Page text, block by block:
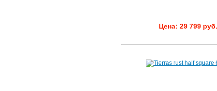
Цена: 29 799 руб.